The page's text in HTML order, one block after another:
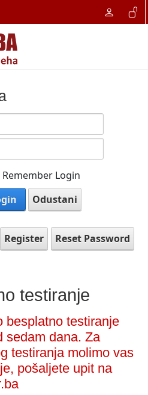
Remember Login
Odustani
Register Reset Password
testiranje
besplatno testiranje
sedam dana. Za
testiranja molimo vas
pošaljete upit na